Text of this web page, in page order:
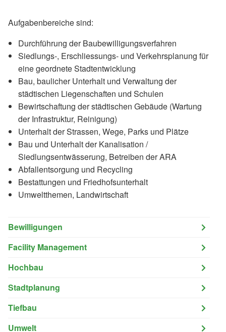
Aufgabenbereiche sind:
Durchführung der Baubewilligungsverfahren
Siedlungs-, Erschliessungs- und Verkehrsplanung für
eine geordnete Stadtentwicklung
Bau, baulicher Unterhalt und Verwaltung der
städtischen Liegenschaften und Schulen
Bewirtschaftung der städtischen Gebäude (Wartung
der Infrastruktur, Reinigung)
Unterhalt der Strassen, Wege, Parks und Plätze
Bau und Unterhalt der Kanalisation /
Siedlungsentwässerung, Betreiben der ARA
Abfallentsorgung und Recycling
Bestattungen und Friedhofsunterhalt
Umweltthemen, Landwirtschaft
Bewilligungen
Facility Management
Hochbau
Stadtplanung
Tiefbau
Umwelt